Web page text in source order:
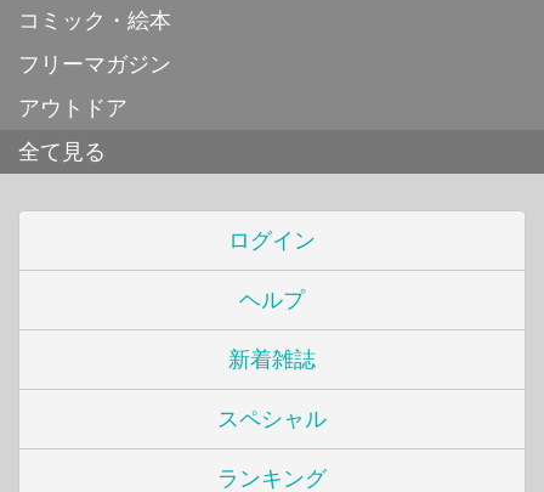
コミック・絵本
フリーマガジン
アウトドア
全て見る
ログイン
ヘルプ
新着雑誌
スペシャル
ランキング